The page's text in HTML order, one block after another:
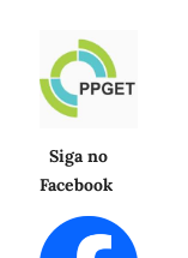
Siga no
Facebook